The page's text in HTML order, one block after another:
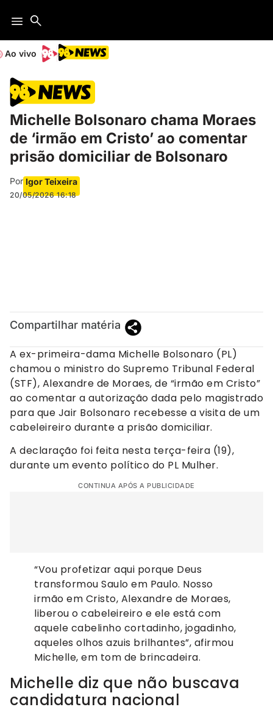
Ao vivo
Michelle Bolsonaro chama Moraes
de ‘irmão em Cristo’ ao comentar
prisão domiciliar de Bolsonaro
Por Igor Teixeira
20/05/2026 16:18
Compartilhar matéria
A ex-primeira-dama Michelle Bolsonaro (PL)
chamou o ministro do Supremo Tribunal Federal
(STF), Alexandre de Moraes, de “irmão em Cristo”
ao comentar a autorização dada pelo magistrado
para que Jair Bolsonaro recebesse a visita de um
cabeleireiro durante a prisão domiciliar.
A declaração foi feita nesta terça-feira (19),
durante um evento político do PL Mulher.
CONTINUA APÓS A PUBLICIDADE
“Vou profetizar aqui porque Deus
transformou Saulo em Paulo. Nosso
irmão em Cristo, Alexandre de Moraes,
liberou o cabeleireiro e ele está com
aquele cabelinho cortadinho, jogadinho,
aqueles olhos azuis brilhantes”, afirmou
Michelle, em tom de brincadeira.
Michelle diz que não buscava
candidatura nacional